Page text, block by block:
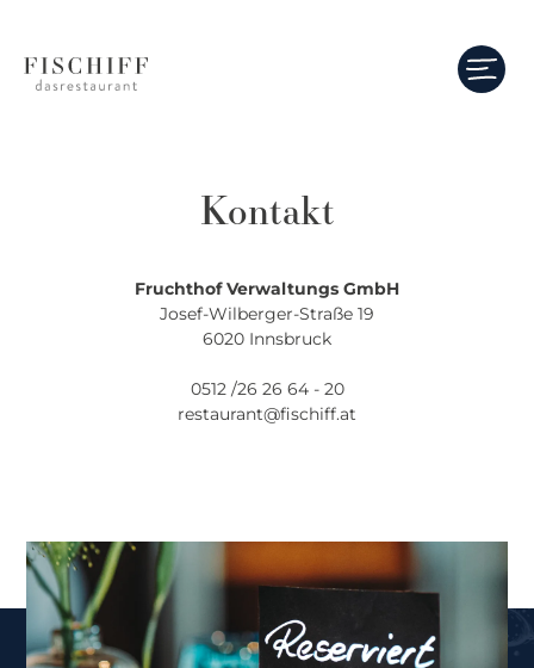
Kontakt
Fruchthof Verwaltungs GmbH
Josef-Wilberger-Straße 19
6020 Innsbruck
0512 /26 26 64 - 20
restaurant@fischiff.at